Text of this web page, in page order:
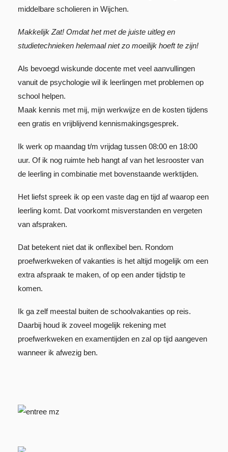
middelbare scholieren in Wijchen.
Makkelijk Zat! Omdat het met de juiste uitleg en
studietechnieken helemaal niet zo moeilijk hoeft te zijn!
Als bevoegd wiskunde docente met veel aanvullingen
vanuit de psychologie wil ik leerlingen met problemen op
school helpen.
Maak kennis met mij, mijn werkwijze en de kosten tijdens
een gratis en vrijblijvend kennismakingsgesprek.
Ik werk op maandag t/m vrijdag tussen 08:00 en 18:00
uur. Of ik nog ruimte heb hangt af van het lesrooster van
de leerling in combinatie met bovenstaande werktijden.
Het liefst spreek ik op een vaste dag en tijd af waarop een
leerling komt. Dat voorkomt misverstanden en vergeten
van afspraken.
Dat betekent niet dat ik onflexibel ben. Rondom
proefwerkweken of vakanties is het altijd mogelijk om een
extra afspraak te maken, of op een ander tijdstip te
komen.
Ik ga zelf meestal buiten de schoolvakanties op reis.
Daarbij houd ik zoveel mogelijk rekening met
proefwerkweken en examentijden en zal op tijd aangeven
wanneer ik afwezig ben.